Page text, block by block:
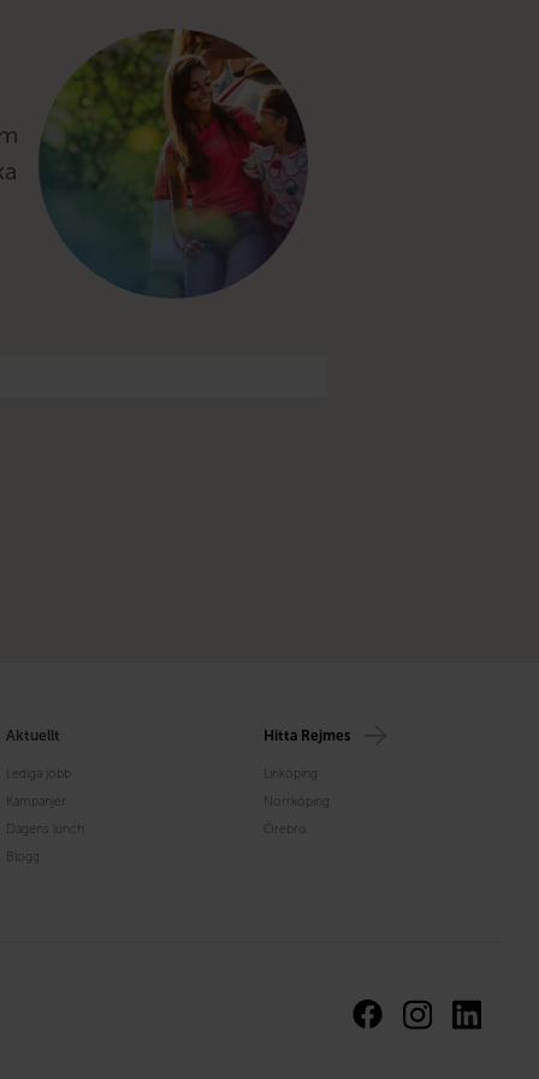
Aktuellt
Lediga jobb
Kampanjer
Dagens lunch
Blogg
Hitta Rejmes
Linköping
Norrköping
Örebro